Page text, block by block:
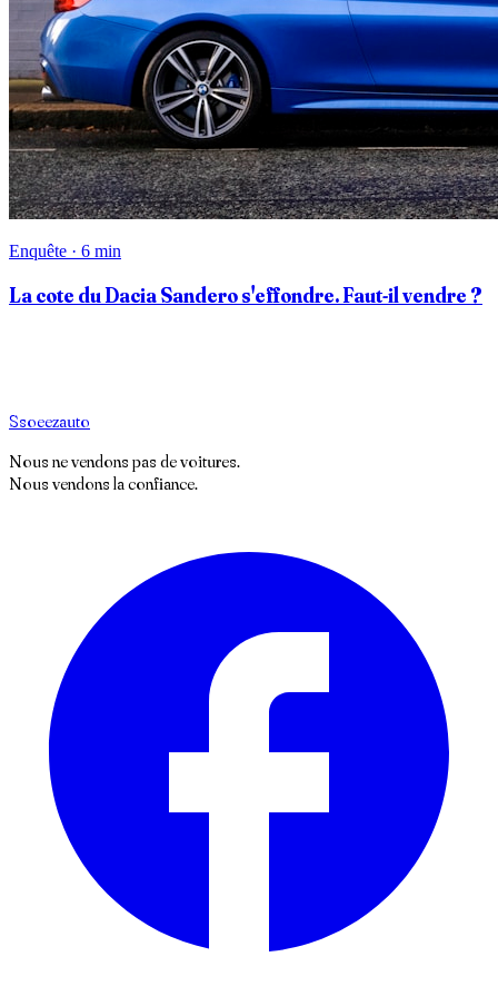
Enquête · 6 min
La cote du Dacia Sandero s'effondre. Faut-il vendre ?
Ssoeezauto
Nous ne vendons pas de voitures.
Nous vendons la confiance.